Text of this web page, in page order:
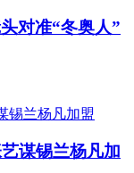
对准“冬奥人”
谋锡兰杨凡加